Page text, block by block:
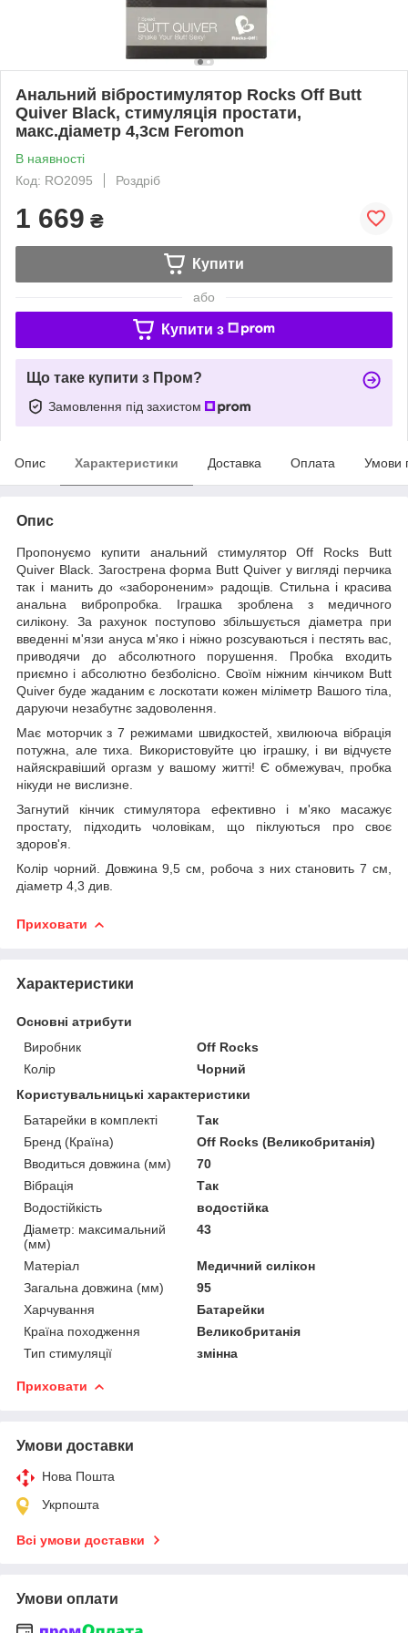
Анальний вібростимулятор Rocks Off Butt
Quiver Black, стимуляція простати,
макс.діаметр 4,3см Feromon
В наявності
Код: RO2095
Роздріб
1 669 ₴
Купити
або
Купити з
Що таке купити з Пром?
Замовлення під захистом
Опис Характеристики Доставка Оплата Умови
Опис
Пропонуємо купити анальний стимулятор Off Rocks Butt
Quiver Black. Загострена форма Butt Quiver у вигляді перчика
так і манить до «забороненим» радощів. Стильна і красива
анальна вибропробка. Іграшка зроблена з медичного
силікону. За рахунок поступово збільшується діаметра при
введенні м'язи ануса м'яко і ніжно розсуваються і пестять вас,
приводячи до абсолютного порушення. Пробка входить
приємно і абсолютно безболісно. Своїм ніжним кінчиком Butt
Quiver буде жаданим є лоскотати кожен міліметр Вашого тіла,
даруючи незабутнє задоволення.
Має моторчик з 7 режимами швидкостей, хвилююча вібрація
потужна, але тиха. Використовуйте цю іграшку, і ви відчуєте
найяскравіший оргазм у вашому житті! Є обмежувач, пробка
нікуди не вислизне.
Загнутий кінчик стимулятора ефективно і м'яко масажує
простату, підходить чоловікам, що піклуються про своє
здоров'я.
Колір чорний. Довжина 9,5 см, робоча з них становить 7 см,
діаметр 4,3 див.
Приховати
Характеристики
Основні атрибути
Виробник
Off Rocks
Колір
Чорний
Користувальницькі характеристики
Батарейки в комплекті
Так
Бренд (Країна)
Off Rocks (Великобританія)
Вводиться довжина (мм)
70
Вібрація
Так
Водостійкість
водостійка
Діаметр: максимальний
(мм)
43
Матеріал
Медичний силікон
Загальна довжина (мм)
95
Харчування
Батарейки
Країна походження
Великобританія
Тип стимуляції
змінна
Приховати
Умови доставки
Нова Пошта
Укрпошта
Всі умови доставки
Умови оплати